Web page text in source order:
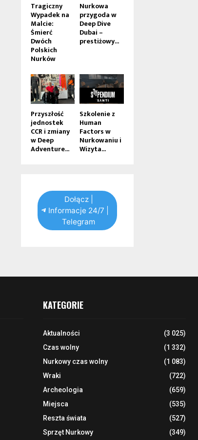
Tragiczny
Wypadek na
Malcie:
Śmierć
Dwóch
Polskich
Nurków
Nurkowa
przygoda w
Deep Dive
Dubai –
prestiżowy...
Przyszłość
jednostek
CCR i zmiany
w Deep
Adventure...
Szkolenie z
Human
Factors w
Nurkowaniu i
Wizyta...
Dołącz |
Informacje 24/7 |
Telegram
KATEGORIE
Aktualności
(3 025)
Czas wolny
(1 332)
Nurkowy czas wolny
(1 083)
Wraki
(722)
Archeologia
(659)
Miejsca
(535)
Reszta świata
(527)
Sprzęt Nurkowy
(349)